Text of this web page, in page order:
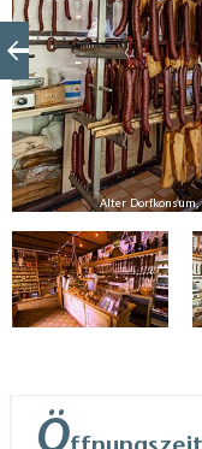
regionalen
Heimreise und
individuellen
Alter Dorfkonsum,